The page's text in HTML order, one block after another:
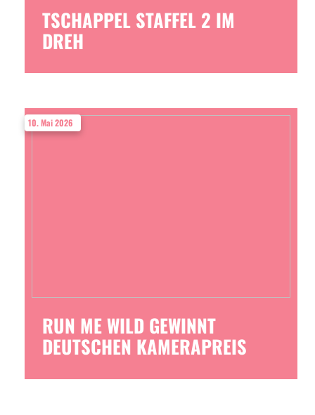
TSCHAPPEL STAFFEL 2 IM
DREH
RUN ME WILD GEWINNT
DEUTSCHEN KAMERAPREIS
10. Mai 2026